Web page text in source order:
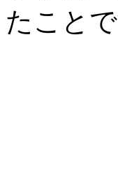
たこと